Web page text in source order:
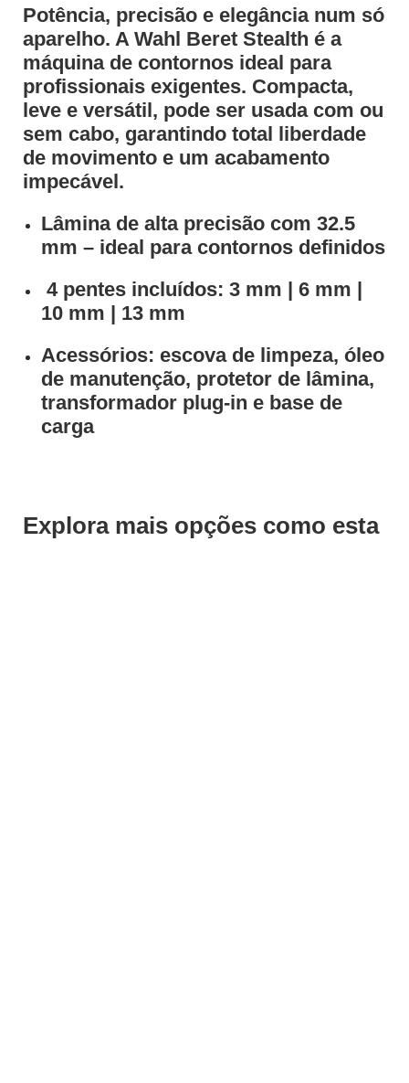
Potência, precisão e elegância num só
aparelho. A Wahl Beret Stealth é a
máquina de contornos ideal para
profissionais exigentes. Compacta,
leve e versátil, pode ser usada com ou
sem cabo, garantindo total liberdade
de movimento e um acabamento
impecável.
Lâmina de alta precisão com 32.5
mm – ideal para contornos definidos
4 pentes incluídos: 3 mm | 6 mm |
10 mm | 13 mm
Acessórios: escova de limpeza, óleo
de manutenção, protetor de lâmina,
transformador plug-in e base de
carga
Explora mais opções como esta